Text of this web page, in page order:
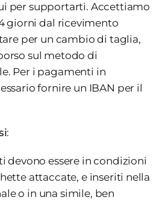
per supportarti. Accettiamo
giorni dal ricevimento
per un cambio di taglia,
sul metodo di
Per i pagamenti in
fornire un IBAN per il
:
devono essere in condizioni
attaccate, e inseriti nella
o in una simile, ben